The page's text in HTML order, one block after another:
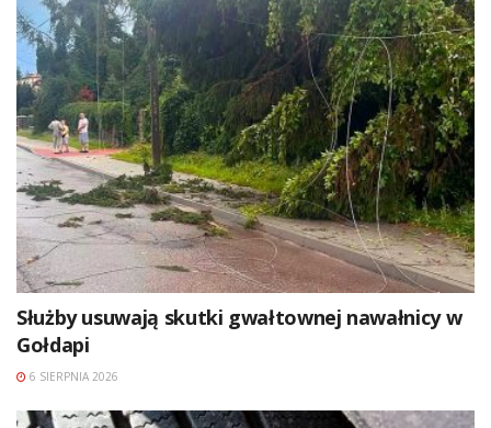
Służby usuwają skutki gwałtownej nawałnicy w
Gołdapi
6 SIERPNIA 2026